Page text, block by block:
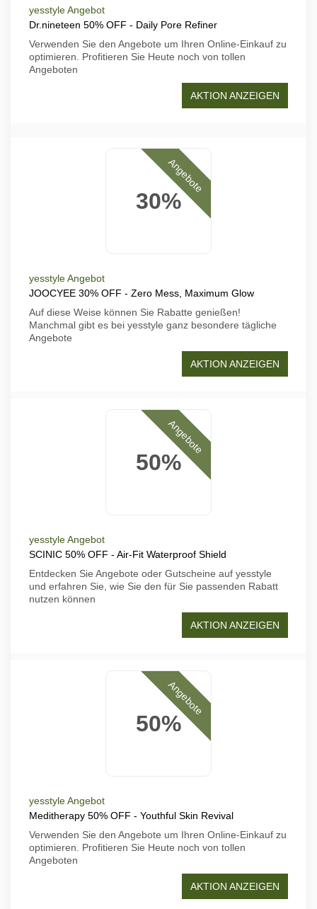
yesstyle Angebot
Dr.nineteen 50% OFF - Daily Pore Refiner
Verwenden Sie den Angebote um Ihren Online-Einkauf zu
optimieren. Profitieren Sie Heute noch von tollen
Angeboten
AKTION ANZEIGEN
30%
Angebote
yesstyle Angebot
JOOCYEE 30% OFF - Zero Mess, Maximum Glow
Auf diese Weise können Sie Rabatte genießen!
Manchmal gibt es bei yesstyle ganz besondere tägliche
Angebote
AKTION ANZEIGEN
50%
Angebote
yesstyle Angebot
SCINIC 50% OFF - Air-Fit Waterproof Shield
Entdecken Sie Angebote oder Gutscheine auf yesstyle
und erfahren Sie, wie Sie den für Sie passenden Rabatt
nutzen können
AKTION ANZEIGEN
50%
Angebote
yesstyle Angebot
Meditherapy 50% OFF - Youthful Skin Revival
Verwenden Sie den Angebote um Ihren Online-Einkauf zu
optimieren. Profitieren Sie Heute noch von tollen
Angeboten
AKTION ANZEIGEN